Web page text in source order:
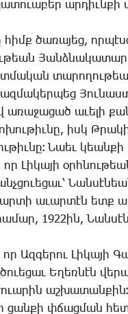
հիմք ծա­ռա­յեց,
ա­ւե­լի քան
իսկ
­Նաեւ
որ ­Լի­կա­յի
ա­ւար­տէն ետք ալ
1922ին,
որ Ազ­գե­րու
Ե­ղեռ­նէն
ցան­քի փճաց­ման